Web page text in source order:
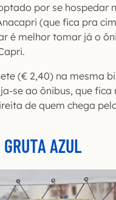
por se hospedar
(que fica pra
é melhor tomar já o
(€ 2,40) na mesma
se ao ônibus, que fica
de quem chega
AZUL